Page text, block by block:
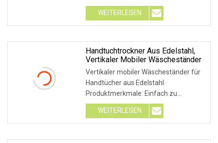
verformungs- und
korrosionsbeständig. Es ist mit einem
Griff ausgestattet, so dass Sie es
ist
WEITERLESEN
Handtuchtrockner Aus Edelstahl,
Vertikaler Mobiler Wäscheständer
Vertikaler mobiler Wäscheständer für
Handtücher aus Edelstahl.
Produktmerkmale: Einfach zu
bedienen, klein, beweglich,
platzsparend, solider und langlebiger
Edelstahl;
WEITERLESEN